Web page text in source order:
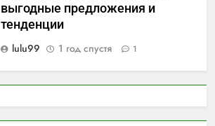
выгодные предложения и
тенденции
lulu99
1 год спустя 1